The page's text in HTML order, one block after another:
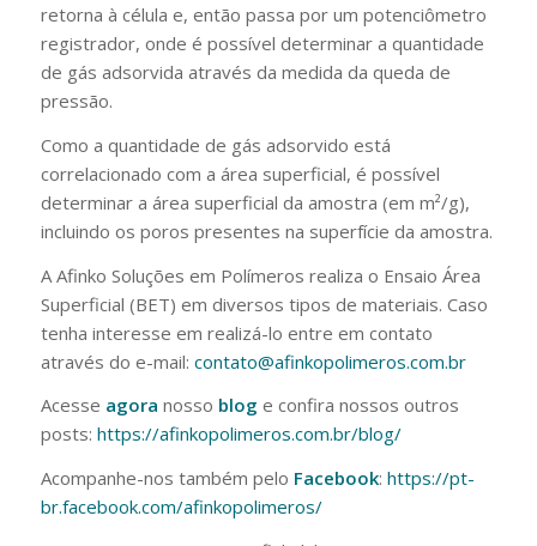
retorna à célula e, então passa por um potenciômetro
registrador, onde é possível determinar a quantidade
de gás adsorvida através da medida da queda de
pressão.
Como a quantidade de gás adsorvido está
correlacionado com a área superficial, é possível
determinar a área superficial da amostra (em m²/g),
incluindo os poros presentes na superfície da amostra.
A Afinko Soluções em Polímeros realiza o Ensaio Área
Superficial (BET) em diversos tipos de materiais. Caso
tenha interesse em realizá-lo entre em contato
através do e-mail: contato@afinkopolimeros.com.br
Acesse agora nosso blog e confira nossos outros
posts: https://afinkopolimeros.com.br/blog/
Acompanhe-nos também pelo Facebook: https://pt-
br.facebook.com/afinkopolimeros/